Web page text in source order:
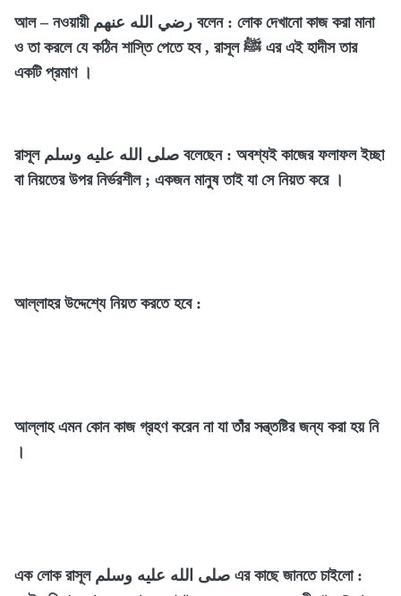
আল – নওয়ায়ী رضي الله عنهم বলেন : লোক দেখানো কাজ করা মানা
ও তা করলে যে কঠিন শাস্তি পেতে হব , রাসূল ﷺ এর এই হাদীস তার
একটি প্রমাণ ।
রাসূল صلى الله عليه وسلم বলেছেন : অবশ্যই কাজের ফলাফল ইচ্ছা
বা নিয়তের উপর নির্ভরশীল ; একজন মানুষ তাই যা সে নিয়ত করে ।
আল্লাহর উদ্দেশ্যে নিয়ত করতে হবে :
আল্লাহ এমন কোন কাজ গ্রহণ করেন না যা তাঁর সন্ত্তষ্টির জন্য করা হয় নি
।
এক লোক রাসূল صلى الله عليه وسلم এর কাছে জানতে চাইলো :